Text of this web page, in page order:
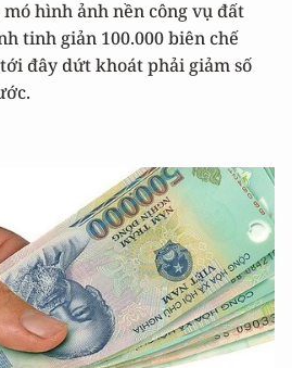
hình ảnh nền công vụ đất
tinh giản 100.000 biên chế
đây dứt khoát phải giảm số